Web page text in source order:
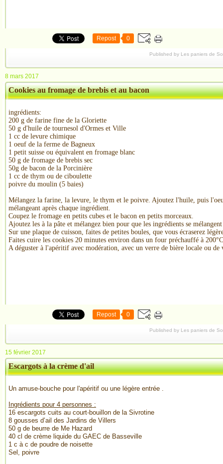
Repost 0
Published by Les paniers de
8 mars 2017
Cookies au fromage de brebis et au bacon
ingrédients:
200 g de farine fine de la Gloriette
50 g d'huile de tournesol d'Ormes et Ville
1 cc de levure chimique
1 oeuf de la ferme de Bagneux
1 petit suisse ou équivalent en fromage blanc
50 g de fromage de brebis sec
50g de bacon de la Porcinière
1 cc de thym ou de ciboulette
poivre du moulin (5 baies)
Mélangez la farine, la levure, le thym et le poivre. Ajoutez l'huile, puis
mélangeant après chaque ingrédient.
Coupez le fromage en petits cubes et le bacon en petits morceaux.
Ajoutez les à la pâte et mélangez bien pour que les ingrédients se
Sur une plaque de cuisson, faites de petites boules, que vous écraserez
Faites cuire les cookies 20 minutes environ dans un four préchauffé à
A déguster à l'apéritif avec modération, avec un verre de bière locale ou de
Repost 0
Published by Les paniers de
15 février 2017
Escargots à la crème d'ail
Un amuse-bouche pour l'apéritif ou une légère entrée .
Ingrédients pour 4 personnes :
16 escargots cuits au court-bouillon de la Sivrotine
8 gousses d’ail des Jardins de Villers
50 g de beurre de Me Hazard
40 cl de crème liquide du GAEC de Basseville
1 c à c de poudre de noisette
Sel, poivre